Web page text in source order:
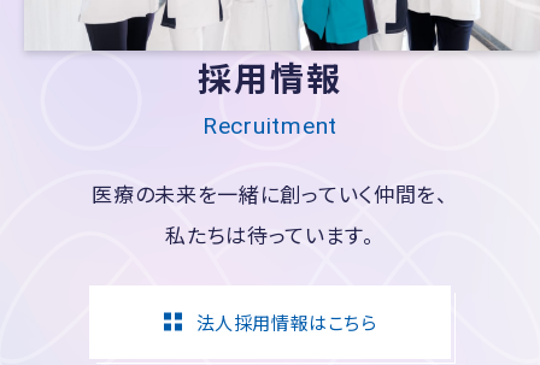
採用情報
Recruitment
医療の未来を一緒に創っていく仲間を、
私たちは待っています。
法人採用情報はこちら